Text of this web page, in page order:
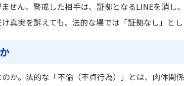
せん。警戒した相手は、証拠となるLINEを消し
真実を訴えても、法的な場では「証拠なし」とし
か。法的な「不倫（不貞行為）」とは、肉体関